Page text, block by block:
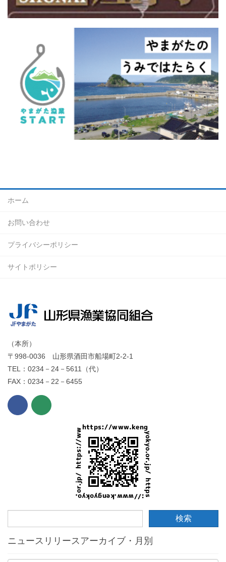
ホーム
お問い合わせ
プライバシーポリシー
サイトポリシー
（本所）
〒998-0036 山形県酒田市船場町2-2-1
TEL：0234－24－5611（代）
FAX：0234－22－6455
ニュースリリースアーカイブ・月別